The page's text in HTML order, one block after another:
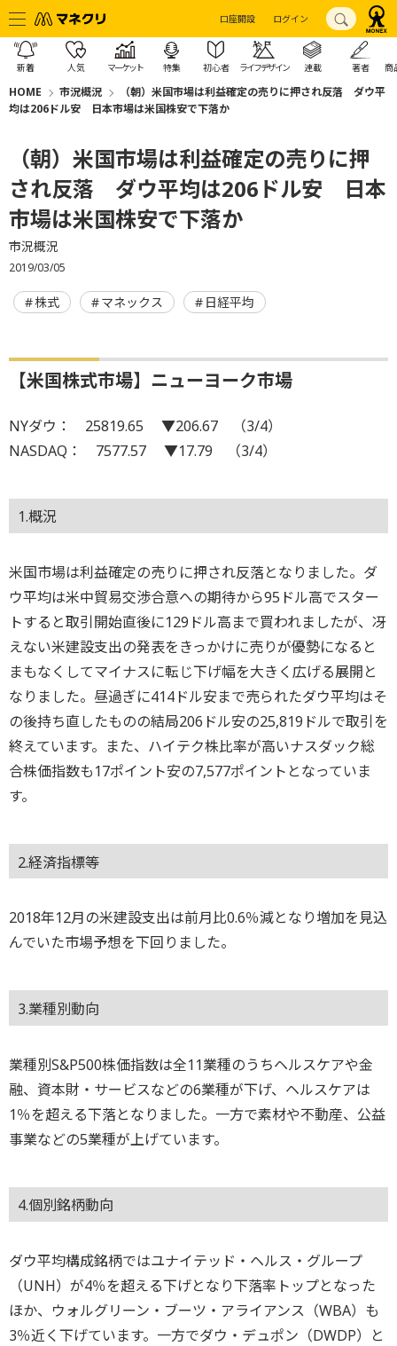
口座開設 ログイン
新着 人気 マーケット 特集 初心者 ライフデザイン 連載 著者 商
HOME 市況概況
（朝）米国市場は利益確定の売りに押され反落 ダウ平
均は206ドル安 日本市場は米国株安で下落か
（朝）米国市場は利益確定の売りに押
され反落 ダウ平均は206ドル安 日本
市場は米国株安で下落か
市況概況
2019/03/05
株式 マネックス 日経平均
【米国株式市場】ニューヨーク市場
NYダウ： 25819.65 ▼206.67 （3/4）
NASDAQ： 7577.57 ▼17.79 （3/4）
1.概況
米国市場は利益確定の売りに押され反落となりました。ダ
ウ平均は米中貿易交渉合意への期待から95ドル高でスター
トすると取引開始直後に129ドル高まで買われましたが、冴
えない米建設支出の発表をきっかけに売りが優勢になると
まもなくしてマイナスに転じ下げ幅を大きく広げる展開と
なりました。昼過ぎに414ドル安まで売られたダウ平均はそ
の後持ち直したものの結局206ドル安の25,819ドルで取引を
終えています。また、ハイテク株比率が高いナスダック総
合株価指数も17ポイント安の7,577ポイントとなっていま
す。
2.経済指標等
2018年12月の米建設支出は前月比0.6％減となり増加を見込
んでいた市場予想を下回りました。
3.業種別動向
業種別S&P500株価指数は全11業種のうちヘルスケアや金
融、資本財・サービスなどの6業種が下げ、ヘルスケアは
1％を超える下落となりました。一方で素材や不動産、公益
事業などの5業種が上げています。
4.個別銘柄動向
ダウ平均構成銘柄ではユナイテッド・ヘルス・グループ
（UNH）が4％を超える下げとなり下落率トップとなった
ほか、ウォルグリーン・ブーツ・アライアンス（WBA）も
3％近く下げています。一方でダウ・デュポン（DWDP）と